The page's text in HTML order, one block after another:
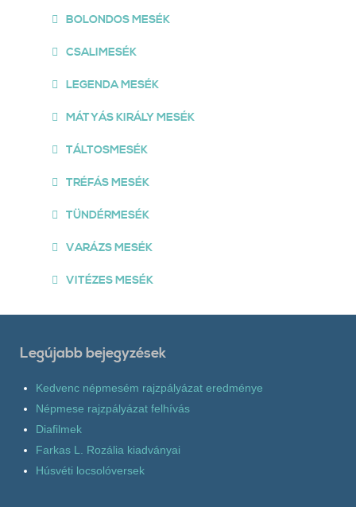
BOLONDOS MESÉK
CSALIMESÉK
LEGENDA MESÉK
MÁTYÁS KIRÁLY MESÉK
TÁLTOSMESÉK
TRÉFÁS MESÉK
TÜNDÉRMESÉK
VARÁZS MESÉK
VITÉZES MESÉK
Legújabb bejegyzések
Kedvenc népmesém rajzpályázat eredménye
Népmese rajzpályázat felhívás
Diafilmek
Farkas L. Rozália kiadványai
Húsvéti locsolóversek